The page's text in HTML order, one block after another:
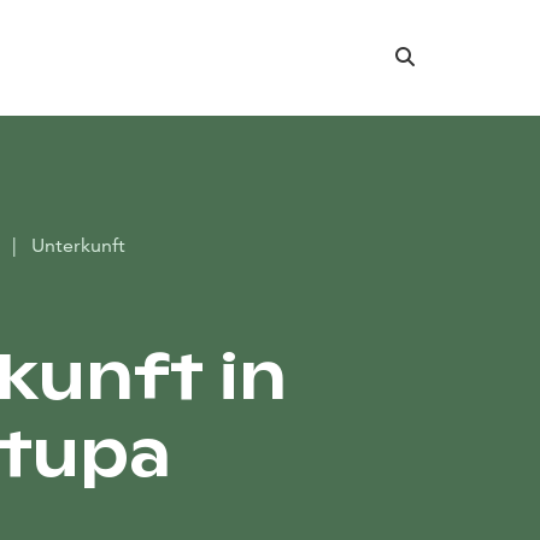
Suche
| Unterkunft
in